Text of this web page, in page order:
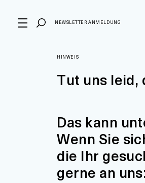
NEWSLETTER ANMELDUNG
HINWEIS
Tut uns
Das kann
Wenn Sie
die Ihr
gerne an